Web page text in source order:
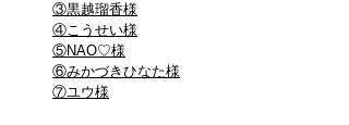
③黒越瑠香様
④こうせい様
⑤NAO♡様
⑥みかづきひなた様
⑦ユウ様